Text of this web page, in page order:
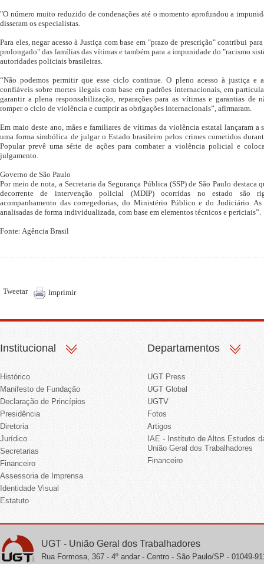
"O número muito reduzido de condenações até o momento aprofundou a
disseram os especialistas.
Para eles, negar acesso à Justiça com base em "prazo de prescrição" contribui
prolongado" das famílias das vítimas e também para a impunidade do "racismo
autoridades policiais brasileiras.
“Não podemos permitir que esse ciclo continue. O pleno acesso à justiça e a
confiáveis sobre mortes ilegais com base em padrões internacionais, em
garantir a plena responsabilização, reparações para as vítimas e garantias de
romper o ciclo de violência e cumprir as obrigações internacionais”, afirmaram.
Em maio deste ano, mães e familiares de vítimas da violência estatal lançaram a
uma forma simbólica de julgar o Estado brasileiro pelos crimes cometidos
Popular prevê uma série de ações para combater a violência policial e
julgamento.
Governo de São Paulo
Por meio de nota, a Secretaria da Segurança Pública (SSP) de São Paulo destaca
decorrente de intervenção policial (MDIP) ocorridas no estado são
acompanhamento das corregedorias, do Ministério Público e do Judiciário.
analisadas de forma individualizada, com base em elementos técnicos e periciais”.
Fonte: Agência Brasil
Tweetar Imprimir
Institucional
Histórico
Manifesto de Fundação
Declaração de Princípios
Presidência
Diretoria
Jurídico
Secretarias
Financeiro
Assessoria de Imprensa
Identidade Visual
Estatuto
Departamentos
UGT Press
UGT Global
UGTV
Fotos
Artigos
IAE - Instituto de Altos Estudos
União Geral dos Trabalhadores
Financeiro
UGT - União Geral dos Trabalhadores
Rua Formosa, 367 - 4º andar - Centro - São Paulo/SP - 01049-